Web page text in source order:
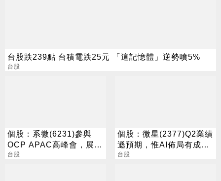
台股跌239點 台積電跌25元 「這記憶體」逆勢噴5%
台股
個股：系微(6231)參與
OCP APAC高峰會，展示
OpenBMC中AI機櫃遙測
台股
個股：微星(2377)Q2業績
遜預期，惟AI佈局有成股
價震盪走多，週一大拉尾
台股